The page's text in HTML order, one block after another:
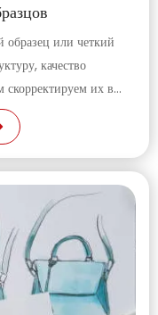
образец или четкий
качество
скорректируем их в